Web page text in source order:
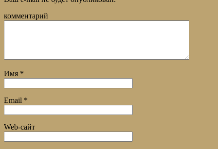
комментарий
Имя *
Email *
Web-сайт